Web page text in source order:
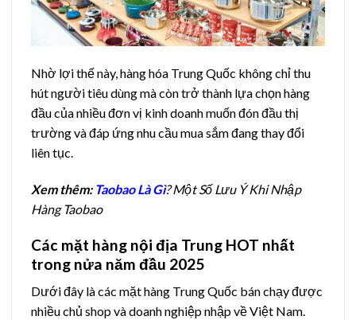
Nhờ lợi thế này, hàng hóa Trung Quốc không chỉ thu
hút người tiêu dùng mà còn trở thành lựa chọn hàng
đầu của nhiều đơn vị kinh doanh muốn đón đầu thị
trường và đáp ứng nhu cầu mua sắm đang thay đổi
liên tục.
Xem thêm: Taobao Là Gì? Một Số Lưu Ý Khi Nhập
Hàng Taobao
Các mặt hàng nội địa Trung HOT nhất
trong nửa năm đầu 2025
Dưới đây là các mặt hàng Trung Quốc bán chạy được
nhiều chủ shop và doanh nghiệp nhập về Việt Nam.